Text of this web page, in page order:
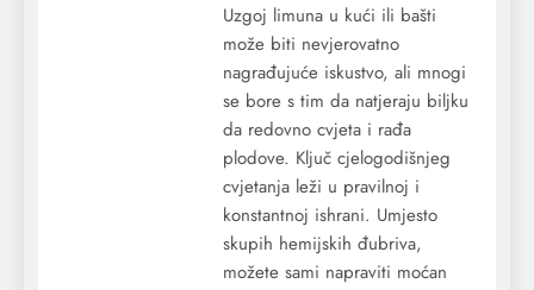
Uzgoj limuna u kući ili bašti
može biti nevjerovatno
nagrađujuće iskustvo, ali mnogi
se bore s tim da natjeraju biljku
da redovno cvjeta i rađa
plodove. Ključ cjelogodišnjeg
cvjetanja leži u pravilnoj i
konstantnoj ishrani. Umjesto
skupih hemijskih đubriva,
možete sami napraviti moćan